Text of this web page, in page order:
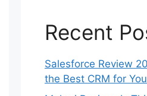
Recent
Salesforce Review
the Best CRM for